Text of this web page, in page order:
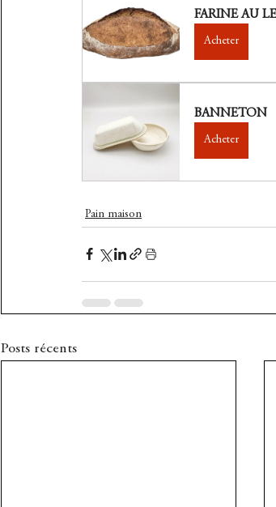
FARINE AU
Acheter
BANNETON
Acheter
Pain maison
Posts récents